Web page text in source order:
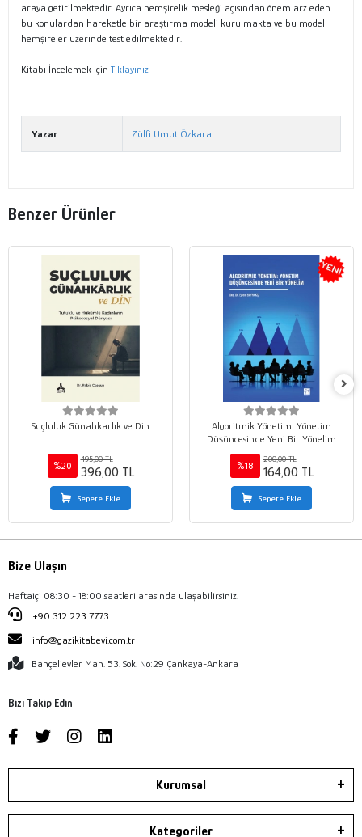
araya getirilmektedir. Ayrıca hemşirelik mesleği açısından önem arz eden
bu konulardan hareketle bir araştırma modeli kurulmakta ve bu model
hemşireler üzerinde test edilmektedir.
Kitabı İncelemek İçin Tıklayınız
Yazar Zülfi Umut Özkara
Benzer Ürünler
Suçluluk Günahkarlık ve Din
%20
495,00 TL
396,00 TL
Sepete Ekle
Algoritmik Yönetim: Yönetim
Düşüncesinde Yeni Bir Yönelim
%18
200,00 TL
164,00 TL
Sepete Ekle
Bize Ulaşın
Haftaiçi 08:30 - 18:00 saatleri arasında ulaşabilirsiniz.
+90 312 223 7773
info@gazikitabevi.com.tr
Bahçelievler Mah. 53. Sok. No:29 Çankaya-Ankara
Bizi Takip Edin
Kurumsal
Kategoriler